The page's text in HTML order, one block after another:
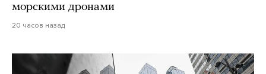
морскими дронами
20 часов назад